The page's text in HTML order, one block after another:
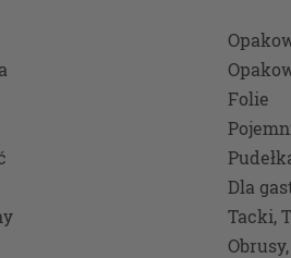
Folie
Dla
Tacki,
stronie
usług.
zasady